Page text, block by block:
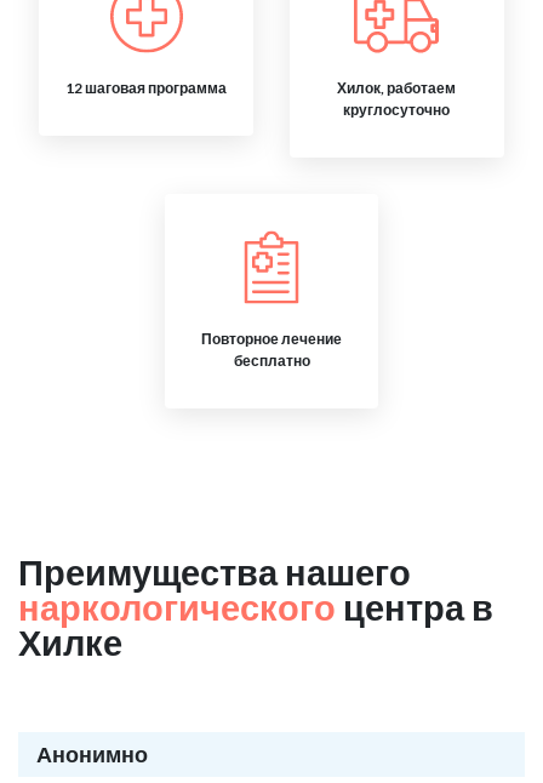
12 шаговая программа
Хилок, работаем
круглосуточно
Повторное лечение
бесплатно
Преимущества нашего
наркологического центра в
Хилке
Анонимно